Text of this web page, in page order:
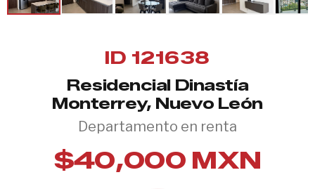
ID 121638
Residencial Dinastía
Monterrey, Nuevo León
Departamento en renta
$40,000 MXN